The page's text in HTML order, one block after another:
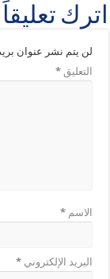
اترك تعليقاً
لن يتم نشر عنوان
التعليق*
الاسم*
البريد الإلكتروني*